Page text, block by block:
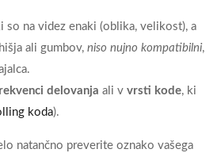
so na videz enaki (oblika, velikost), a
ali gumbov, niso nujno kompatibilni,
delovanja ali v vrsti kode, ki
koda).
natančno preverite oznako vašega